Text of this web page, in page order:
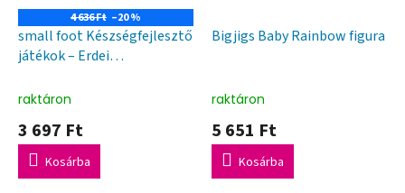
4 636 Ft –20 %
small foot Készségfejlesztő
játékok – Erdei
raktáron
3 697 Ft
Kosárba
Bigjigs Baby Rainbow figura
raktáron
5 651 Ft
Kosárba